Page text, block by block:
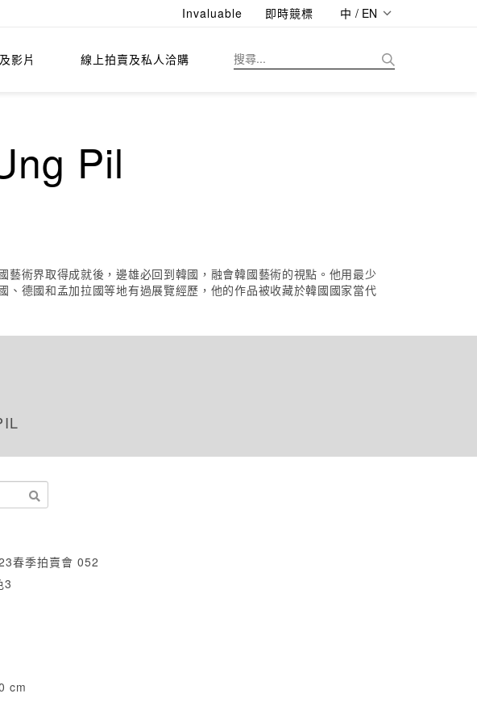
Invaluable 即時競標 中 / EN
影片 線上拍賣及私人洽購
Pil
術界取得成就後，邊雄必回到韓國，融會韓國藝術的視點。他用最少
德國和孟加拉國等地有過展覽經歷，他的作品被收藏於韓國國家當代
春季拍賣會 052
3
cm